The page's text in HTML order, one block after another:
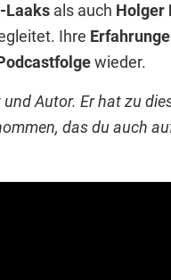
Laaks als auch Holger
Ihre
wieder.
Autor. Er hat zu
das du auch